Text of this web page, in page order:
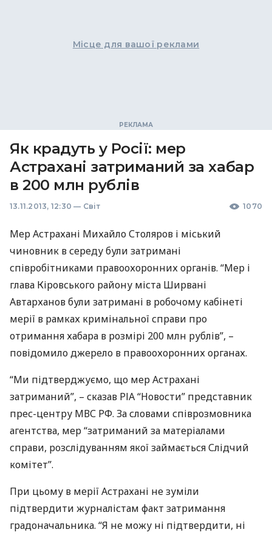
Місце для вашої реклами
Як крадуть у Росії: мер
Астрахані затриманий за хабар
в 200 млн рублів
13.11.2013, 12:30 — Світ 1070
Мер Астрахані Михайло Столяров і міський
чиновник в середу були затримані
співробітниками правоохоронних органів. “Мер і
глава Кіровського району міста Ширвані
Автарханов були затримані в робочому кабінеті
мерії в рамках кримінальної справи про
отримання хабара в розмірі 200 млн рублів”, –
повідомило джерело в правоохоронних органах.
“Ми підтверджуємо, що мер Астрахані
затриманий”, – сказав РІА“Новости” представник
прес-центру МВС РФ. За словами співрозмовника
агентства, мер “затриманий за матеріалами
справи, розслідуванням якої займається Слідчий
комітет”.
При цьому в мерії Астрахані не зуміли
підтвердити журналістам факт затримання
градоначальника. “Я не можу ні підтвердити, ні